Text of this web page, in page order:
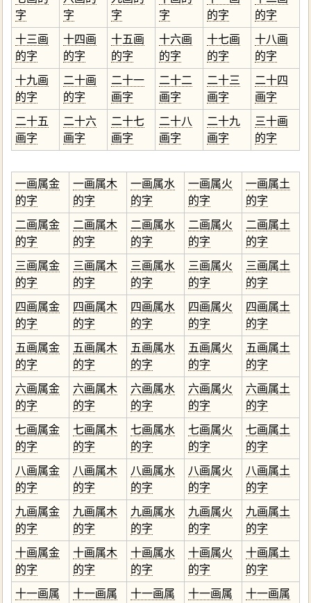
字
字
字
字
的字
的字
十三画
的字
十四画
的字
十五画
的字
十六画
的字
十七画
的字
十八画
的字
十九画
的字
二十画
的字
二十一
画字
二十二
画字
二十三
画字
二十四
画字
二十五
画字
二十六
画字
二十七
画字
二十八
画字
二十九
画字
三十画
的字
一画属金
的字
一画属木
的字
一画属水
的字
一画属火
的字
一画属土
的字
二画属金
的字
二画属木
的字
二画属水
的字
二画属火
的字
二画属土
的字
三画属金
的字
三画属木
的字
三画属水
的字
三画属火
的字
三画属土
的字
四画属金
的字
四画属木
的字
四画属水
的字
四画属火
的字
四画属土
的字
五画属金
的字
五画属木
的字
五画属水
的字
五画属火
的字
五画属土
的字
六画属金
的字
六画属木
的字
六画属水
的字
六画属火
的字
六画属土
的字
七画属金
的字
七画属木
的字
七画属水
的字
七画属火
的字
七画属土
的字
八画属金
的字
八画属木
的字
八画属水
的字
八画属火
的字
八画属土
的字
九画属金
的字
九画属木
的字
九画属水
的字
九画属火
的字
九画属土
的字
十画属金
的字
十画属木
的字
十画属水
的字
十画属火
的字
十画属土
的字
十一画属
十一画属
十一画属
十一画属
十一画属